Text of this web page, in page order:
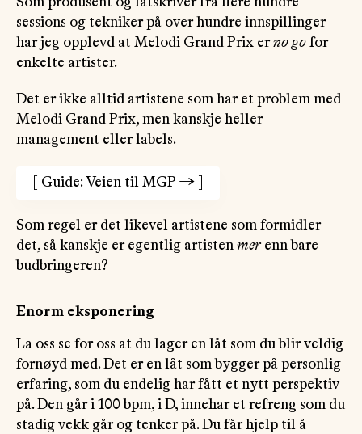
sessions og tekniker på over hundre innspillinger
har jeg opplevd at Melodi Grand Prix erno go for
enkelte artister.
Det er ikke alltid artistene som har et problem med
Melodi Grand Prix, men kanskje heller
management eller labels.
Guide: Veien til MGP →
Som regel er det likevel artistene som formidler
det, så kanskje er egentlig artisten merenn bare
budbringeren?
Enorm eksponering
La oss se for oss at du lager en låt som du blir veldig
fornøyd med. Det er en låt som bygger på personlig
erfaring, som du endelig har fått et nytt perspektiv
på. Den går i 100 bpm, i D, innehar et refreng som du
stadig vekk går og tenker på. Du får hjelp til å